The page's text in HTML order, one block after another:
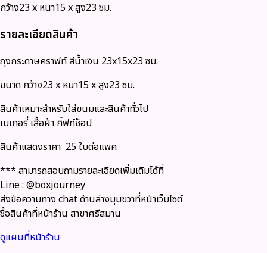
กว้าง23 x หนา15 x สูง23 ซม.
รายละเอียดสินค้า
ถุงกระดาษคราฟท์ สีน้ำเงิน 23x15x23 ซม.
ขนาด กว้าง23 x หนา15 x สูง23 ซม.
สินค้าเหมาะสำหรับใส่ขนมและสินค้าทั่วไป
เบเกอรี่ เสื้อผ้า กิ๊ฟท์ช็อป
สินค้าแสดงราคา 25 ใบต่อแพค
*** สามารถสอบถามรายละเอียดเพิ่มเติมได้ที่
Line : @boxjourney
ส่งข้อความทาง chat ด้านล่างมุมขวาที่หน้าเว็บไซต์
ซื้อสินค้าที่หน้าร้าน สาขาศรีสมาน
ดูแผนที่หน้าร้าน